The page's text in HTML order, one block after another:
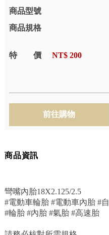
商品型號
商品規格
特價 NT$ 200
商品資訊
彎嘴內胎18X2.125/2.5
#電動車輪胎 #電動車內胎 #
#輪胎 #內胎 #氣胎 #高速胎